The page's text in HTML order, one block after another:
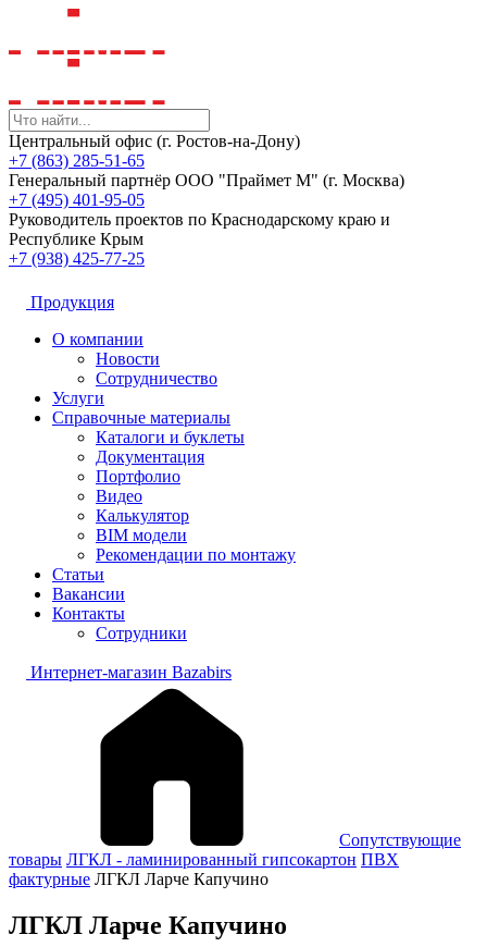
Центральный офис (г. Ростов-на-Дону)
+7 (863) 285-51-65
Генеральный партнёр ООО "Праймет М" (г. Москва)
+7 (495) 401-95-05
Руководитель проектов по Краснодарскому краю и
Республике Крым
+7 (938) 425-77-25
Продукция
О компании
Новости
Сотрудничество
Услуги
Справочные материалы
Каталоги и буклеты
Документация
Портфолио
Видео
Калькулятор
BIM модели
Рекомендации по монтажу
Статьи
Вакансии
Контакты
Сотрудники
Интернет-магазин Bazabirs
Сопутствующие
товары ЛГКЛ - ламинированный гипсокартон ПВХ
фактурные ЛГКЛ Ларче Капучино
ЛГКЛ Ларче Капучино